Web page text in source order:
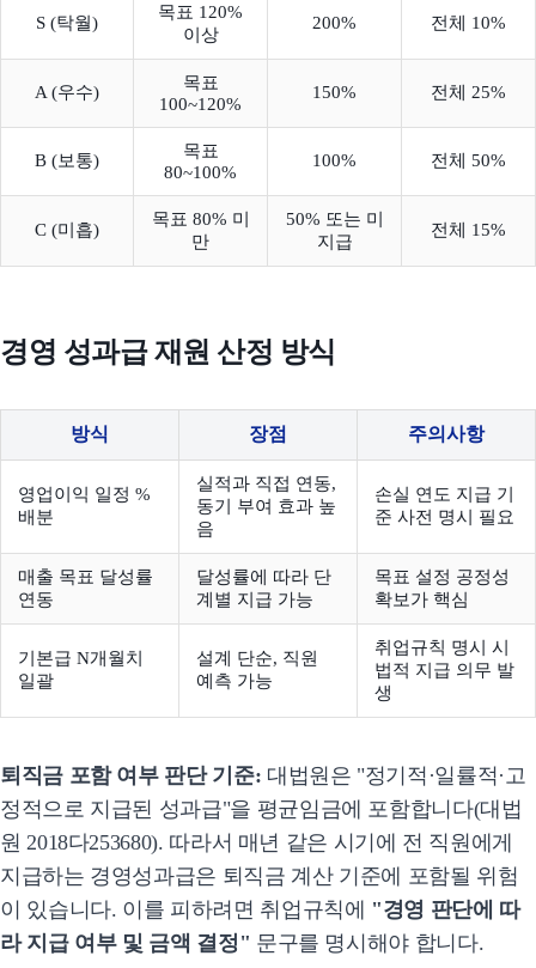
S (탁월)
목표 120%
이상
200% 전체 10%
A (우수)
목표
100~120%
150% 전체 25%
B (보통)
목표
80~100%
100% 전체 50%
C (미흡)
목표 80% 미
만
50% 또는 미
지급
전체 15%
경영 성과급 재원 산정 방식
방식 장점 주의사항
영업이익 일정 %
배분
실적과 직접 연동,
동기 부여 효과 높
음
손실 연도 지급 기
준 사전 명시 필요
매출 목표 달성률
연동
달성률에 따라 단
계별 지급 가능
목표 설정 공정성
확보가 핵심
기본급 N개월치
일괄
설계 단순, 직원
예측 가능
취업규칙 명시 시
법적 지급 의무 발
생
퇴직금 포함 여부 판단 기준: 대법원은 "정기적·일률적·고
정적으로 지급된 성과급"을 평균임금에 포함합니다(대법
원 2018다253680). 따라서 매년 같은 시기에 전 직원에게
지급하는 경영성과급은 퇴직금 계산 기준에 포함될 위험
이 있습니다. 이를 피하려면 취업규칙에 "경영 판단에 따
라 지급 여부 및 금액 결정" 문구를 명시해야 합니다.